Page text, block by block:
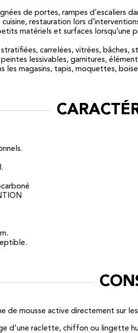
de portes, rampes d’escaliers
cuisine, restauration lors
matériels et surfaces
carrelées, vitrées, bâches,
lessivables, garnitures,
les magasins, tapis, moquettes,
de mousse active directement sur
d'une raclette, chiffon ou lingette